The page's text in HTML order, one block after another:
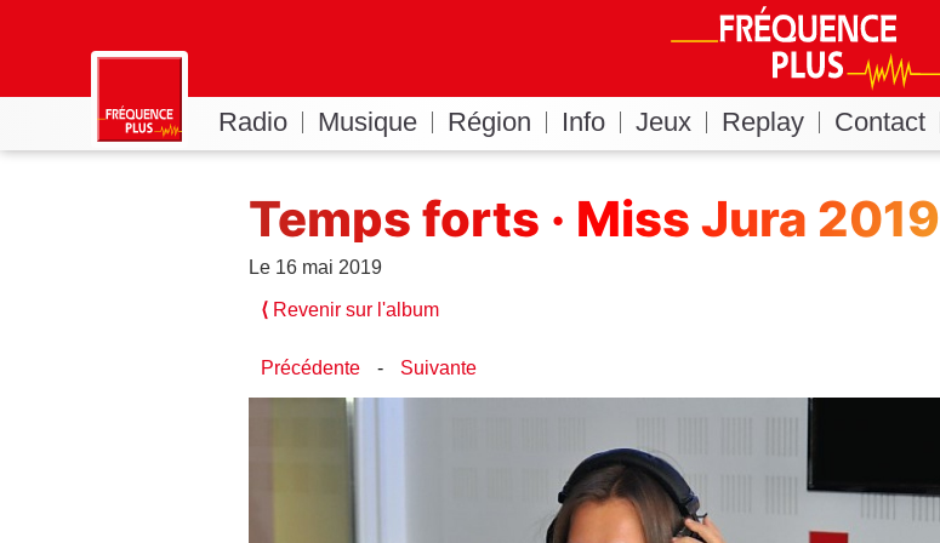
Radio Musique Région Info Jeux Replay Contact
Temps forts · Miss Jura 2019
Le 16 mai 2019
⟨Revenir sur l'album
Précédente - Suivante